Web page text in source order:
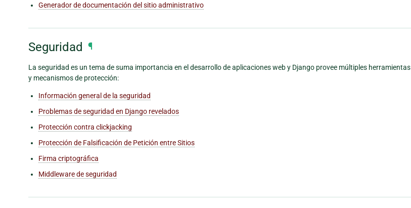
Generador de documentación del sitio administrativo
Seguridad ¶
La seguridad es un tema de suma importancia en el desarrollo de aplicaciones web y Django provee múltiples herramientas
y mecanismos de protección:
Información general de la seguridad
Problemas de seguridad en Django revelados
Protección contra clickjacking
Protección de Falsificación de Petición entre Sitios
Firma criptográfica
Middleware de seguridad